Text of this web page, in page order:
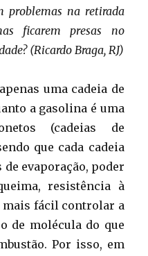
problemas na retirada
ficarem presas no
(Ricardo Braga, RJ)
uma cadeia de
a gasolina é uma
(cadeias de
que cada cadeia
evaporação, poder
resistência à
mais fácil controlar a
de molécula do que
Por isso, em